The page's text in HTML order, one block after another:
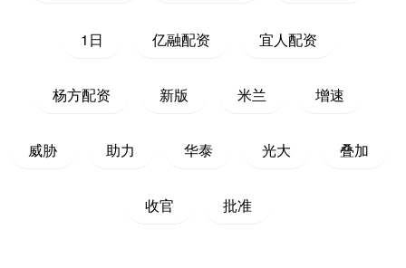
1日 亿融配资 宜人配资
杨方配资 新版 米兰 增速
威胁 助力 华泰 光大 叠加
收官 批准